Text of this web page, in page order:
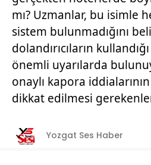
mı? Uzmanlar, bu isimle
sistem bulunmadığını
dolandırıcıların
önemli uyarılarda
onaylı kapora
dikkat edilmesi
Yozgat Ses Haber